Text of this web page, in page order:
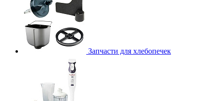
Запчасти для хлебопечек